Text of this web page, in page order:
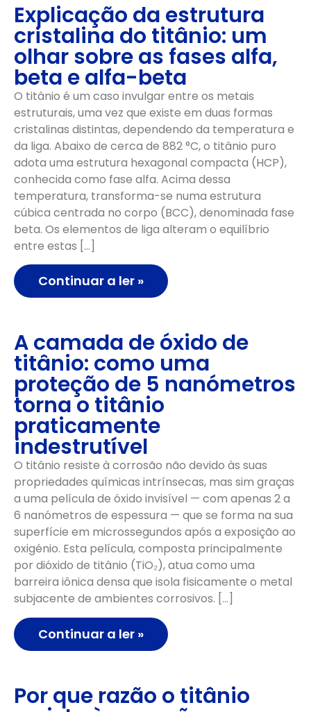
Explicação da estrutura
cristalina do titânio: um
olhar sobre as fases alfa,
beta e alfa-beta
O titânio é um caso invulgar entre os metais
estruturais, uma vez que existe em duas formas
cristalinas distintas, dependendo da temperatura e
da liga. Abaixo de cerca de 882 °C, o titânio puro
adota uma estrutura hexagonal compacta (HCP),
conhecida como fase alfa. Acima dessa
temperatura, transforma-se numa estrutura
cúbica centrada no corpo (BCC), denominada fase
beta. Os elementos de liga alteram o equilíbrio
entre estas […]
Continuar a ler »
A camada de óxido de
titânio: como uma
proteção de 5 nanómetros
torna o titânio
praticamente
indestrutível
O titânio resiste à corrosão não devido às suas
propriedades químicas intrínsecas, mas sim graças
a uma película de óxido invisível — com apenas 2 a
6 nanómetros de espessura — que se forma na sua
superfície em microssegundos após a exposição ao
oxigénio. Esta película, composta principalmente
por dióxido de titânio (TiO₂), atua como uma
barreira iônica densa que isola fisicamente o metal
subjacente de ambientes corrosivos. […]
Continuar a ler »
Por que razão o titânio